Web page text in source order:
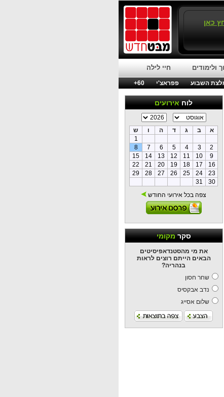
כאן
ולימודים חיי לילה
השבוע פפראצ'י
60+
לוחאירועים
א ב ג ד ה ו
ש
1
2
3
4
5
6
7
8
9
10
11
12
13
14
15
16
17
18
19
20
21
22
23
24
25
26
27
28
29
30
31
צפה בכל אירועי החודש
סקרמקומי
את מי מהסטנדאפיסיטים
הבאים הייתם רוצים לראות
בנהריה?
שחר חסון
נדב אבקסיס
שלום אסייג